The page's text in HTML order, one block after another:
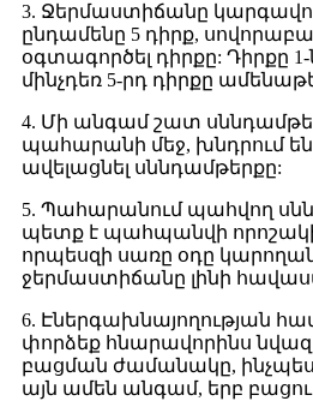
3. Ջերմաստիճանը
ընդամենը 5 դիրք,
օգտագործել դիրքը: Դիրքը
մինչդեռ 5-րդ դիրքը
4. Մի անգամ շատ
պահարանի մեջ, խնդրում
ավելացնել սննդամթերքը:
5. Պահարանում պահվող
պետք է պահպանվի որոշակի
որպեսզի սառը օդը
ջերմաստիճանը լինի
6. Էներգախնայողության
փորձեք հնարավորինս
բացման ժամանակը,
այն ամեն անգամ, երբ